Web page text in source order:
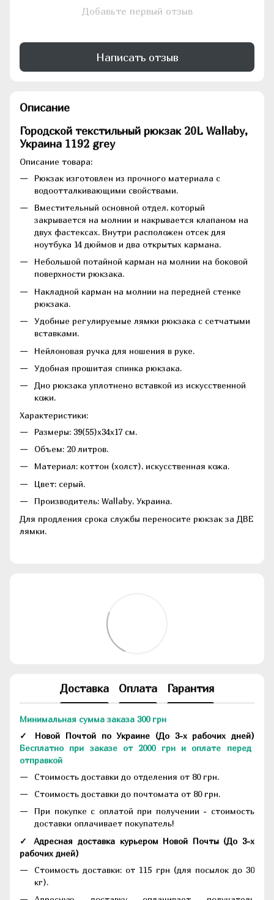
Добавьте первый отзыв
Написать отзыв
Описание
Городской текстильный рюкзак 20L Wallaby,
Украина 1192 grey
Описание товара:
Рюкзак изготовлен из прочного материала с
водоотталкивающими свойствами.
Вместительный основной отдел, который
закрывается на молнии и накрывается клапаном на
двух фастексах. Внутри расположен отсек для
ноутбука 14 дюймов и два открытых кармана.
Небольшой потайной карман на молнии на боковой
поверхности рюкзака.
Накладной карман на молнии на передней стенке
рюкзака.
Удобные регулируемые лямки рюкзака с сетчатыми
вставками.
Нейлоновая ручка для ношения в руке.
Удобная прошитая спинка рюкзака.
Дно рюкзака уплотнено вставкой из искусственной
кожи.
Характеристики:
Размеры: 39(55)х34х17 см.
Объем: 20 литров.
Материал: коттон (холст), искусственная кожа.
Цвет: серый.
Производитель: Wallaby, Украина.
Для продления срока службы переносите рюкзак за ДВЕ
лямки.
Доставка Оплата Гарантия
Минимальная сумма заказа 300 грн
✓ Новой Почтой по Украине (До 3-х рабочих дней)
Бесплатно при заказе от 2000 грн и оплате перед
отправкой
Стоимость доставки до отделения от 80 грн.
Стоимость доставки до почтомата от 80 грн.
При покупке с оплатой при получении - стоимость
доставки оплачивает покупатель!
✓ Адресная доставка курьером Новой Почты (До 3-х
рабочих дней)
Стоимость доставки: от 115 грн (для посылок до 30
кг).